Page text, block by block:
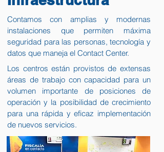
Contamos con amplias y modernas
instalaciones que permiten máxima
seguridad para las personas, tecnología y
datos que maneja el Contact Center.
Los centros están provistos de extensas
áreas de trabajo con capacidad para un
volumen importante de posiciones de
operación y la posibilidad de crecimiento
para una rápida y eficaz implementación
de nuevos servicios.​